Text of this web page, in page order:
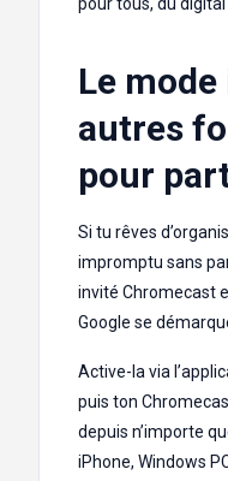
pour tous, du
Le
autres
pour
Si tu rêves
impromptu sans
invité Chromecast
Google se
Active-la via
puis ton
depuis n’importe
iPhone, Windows